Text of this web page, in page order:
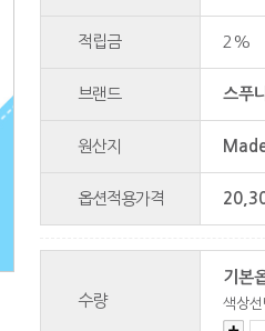
적립금 2%
브랜드 스푸
원산지
옵션적용가격
수량
기본
색상선